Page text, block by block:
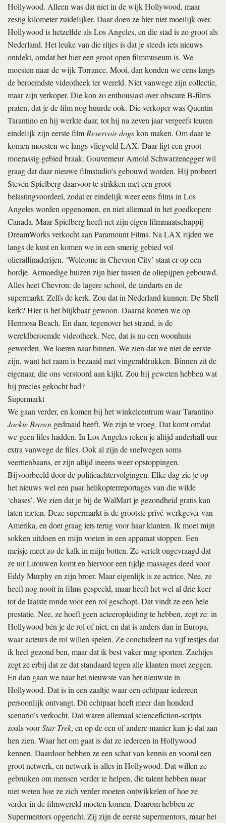
Hollywood. Alleen was dat niet in de wijk Hollywood, maar
zestig kilometer zuidelijker. Daar doen ze hier niet moeilijk over.
Hollywood is hetzelfde als Los Angeles, en die stad is zo groot als
Nederland. Het leuke van die ritjes is dat je steeds iets nieuws
ontdekt, omdat het hier een groot open filmmuseum is. We
moesten naar de wijk Torrance. Mooi, dan konden we eens langs
de beroemdste videotheek ter wereld. Niet vanwege zijn collectie,
maar zijn verkoper. Die kon zo enthousiast over obscure B-films
praten, dat je de film nog huurde ook. Die verkoper was Quentin
Tarantino en hij werkte daar, tot hij na zeven jaar vergeefs leuren
eindelijk zijn eerste filmReservoir dogskon maken. Om daar te
komen moesten we langs vliegveld LAX. Daar ligt een groot
moerassig gebied braak. Gouverneur Arnold Schwarzenegger wil
graag dat daar nieuwe filmstudio’s gebouwd worden. Hij probeert
Steven Spielberg daarvoor te strikken met een groot
belastingvoordeel, zodat er eindelijk weer eens films in Los
Angeles worden opgenomen, en niet allemaal in het goedkopere
Canada. Maar Spielberg heeft net zijn eigen filmmaatschappij
DreamWorks verkocht aan Paramount Films. Na LAX rijden we
langs de kust en komen we in een smerig gebied vol
olieraffinaderijen. ‘Welcome in Chevron City’ staat er op een
bordje. Armoedige huizen zijn hier tussen de oliepijpen gebouwd.
Alles heet Chevron: de lagere school, de tandarts en de
supermarkt. Zelfs de kerk. Zou dat in Nederland kunnen: De Shell
kerk? Hier is het blijkbaar gewoon. Daarna komen we op
Hermosa Beach. En daar, tegenover het strand, is de
wereldberoemde videotheek. Nee, dat is nu een woonhuis
geworden. We loeren naar binnen. We zien dat we niet de eerste
zijn, want het raam is bezaaid met vingerafdrukken. Binnen zit de
eigenaar, die ons verstoord aan kijkt. Zou hij geweten hebben wat
hij precies gekocht had?
Supermarkt
We gaan verder, en komen bij het winkelcentrum waar Tarantino
Jackie Brown gedraaid heeft. We zijn te vroeg. Dat komt omdat
we geen files hadden. In Los Angeles reken je altijd anderhalf uur
extra vanwege de files. Ook al zijn de snelwegen soms
veertienbaans, er zijn altijd ineens weer opstoppingen.
Bijvoorbeeld door de politieachtervolgingen. Elke dag zie je op
het nieuws wel een paar helikopterreportages van die wilde
‘chases’. We zien dat je bij de WalMart je gezondheid gratis kan
laten meten. Deze supermarkt is de grootste privé-werkgever van
Amerika, en doet graag iets terug voor haar klanten. Ik moet mijn
sokken uitdoen en mijn voeten in een apparaat stoppen. Een
meisje meet zo de kalk in mijn botten. Ze vertelt ongevraagd dat
ze uit Litouwen komt en hiervoor een tijdje massages deed voor
Eddy Murphy en zijn broer. Maar eigenlijk is ze actrice. Nee, ze
heeft nog nooit in films gespeeld, maar heeft het wel al drie keer
tot de laatste ronde voor een rol geschopt. Dat vindt ze een hele
prestatie. Nee, ze hoeft geen acteeropleiding te hebben, zegt ze: in
Hollywood bén je de rol of niet, en dat is anders dan in Europa,
waar acteurs de rol willen spelen. Ze concludeert na vijf testjes dat
ik heel gezond ben, maar dat ik best vaker mag sporten. Zachtjes
zegt ze erbij dat ze dat standaard tegen alle klanten moet zeggen.
En dan gaan we naar het nieuwste van het nieuwste in
Hollywood. Dat is in een zaaltje waar een echtpaar iedereen
persoonlijk ontvangt. Dit echtpaar heeft meer dan honderd
scenario’s verkocht. Dat waren allemaal sciencefiction-scripts
zoals voorStar Trek, en op de een of andere manier kun je dat aan
hen zien. Waar het om gaat is dat ze iedereen in Hollywood
kennen. Daardoor hebben ze een schat van kennis en vooral een
groot netwerk, en netwerk is alles in Hollywood. Dat willen ze
gebruiken om mensen verder te helpen, die talent hebben maar
niet weten hoe ze zich verder moeten ontwikkelen of hoe ze
verder in de filmwereld moeten komen. Daarom hebben ze
Supermentors opgericht. Zij zijn de eerste supermentors, maar het